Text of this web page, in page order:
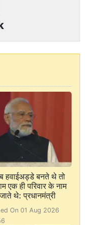
हवाईअड्डे बनते थे तो
एक ही परिवार के नाम
थे: प्रधानमंत्री
On 01 Aug 2026